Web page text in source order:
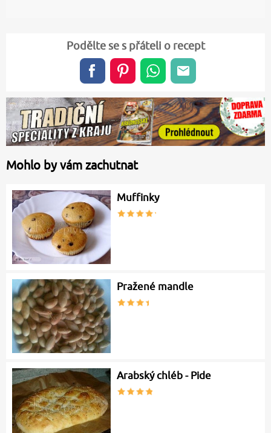
Podělte se s přáteli o recept
Mohlo by vám zachutnat
Muffinky
Pražené mandle
Arabský chléb - Pide